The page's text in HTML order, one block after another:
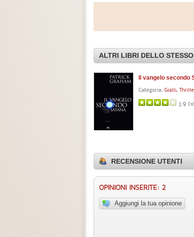
ALTRI LIBRI DELLO
Il vangelo secondo
Categoria: Gialli,
3.9 (
RECENSIONE UTENTI
OPINIONI INSERITE: 2
Aggiungi la tua opinione